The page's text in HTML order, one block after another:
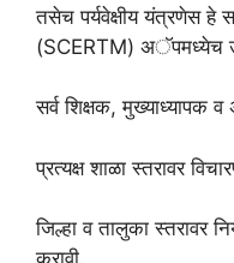
तसेच पर्यवेक्षीय यंत्रणेस हे
(SCERTM) अॅपमध्येच
सर्व शिक्षक, मुख्याध्यापक व
प्रत्यक्ष शाळा स्तरावर
जिल्हा व तालुका स्तरावर